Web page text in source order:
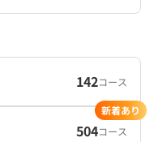
142コース
504コース
新着あり